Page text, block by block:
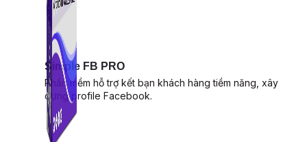
Simple FB PRO
Phần mềm hỗ trợ kết bạn khách hàng tiềm năng, xây
dựng profile Facebook.